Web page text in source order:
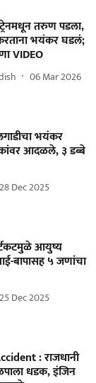
तरुण पडला,
भयंकर घडलं;
VIDEO
06 Mar 2026
भयंकर
आदळले, ३ डब्बे
28 Dec 2025
आयुष्य
बापासह ५ जणांचा
25 Dec 2025
: राजधानी
धडक, इंजिन